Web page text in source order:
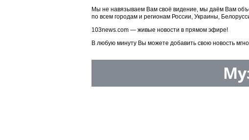
Мы не навязываем Вам своё видение, мы даём Вам
по всем городам и регионам России, Украины,
103news.com — живые новости в прямом эфире!
В любую минуту Вы можете добавить свою новость